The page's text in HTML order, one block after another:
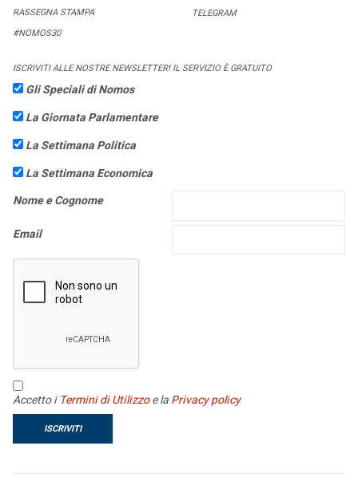
RASSEGNA STAMPA
#NOMOS30
TELEGRAM
ISCRIVITI ALLE NOSTRE NEWSLETTER! IL SERVIZIO È GRATUITO
Gli Speciali di Nomos
La Giornata Parlamentare
La Settimana Politica
La Settimana Economica
Nome e Cognome
Email
Accetto iTermini di Utilizzoe laPrivacy policy